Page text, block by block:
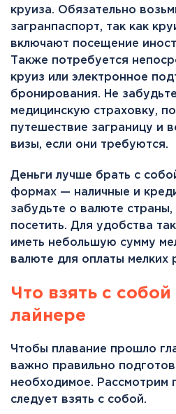
круиза. Обязательно
загранпаспорт, так как
включают посещение
Также потребуется
круиз или электронное
бронирования. Не
медицинскую страховку,
путешествие заграницу и
визы, если они требуются.
Деньги лучше брать с
формах — наличные и
забудьте о валюте
посетить. Для удобства
иметь небольшую сумму
валюте для оплаты мелких
Что взять с собой
лайнере
Чтобы плавание прошло
важно правильно
необходимое. Рассмотрим
следует взять с собой.